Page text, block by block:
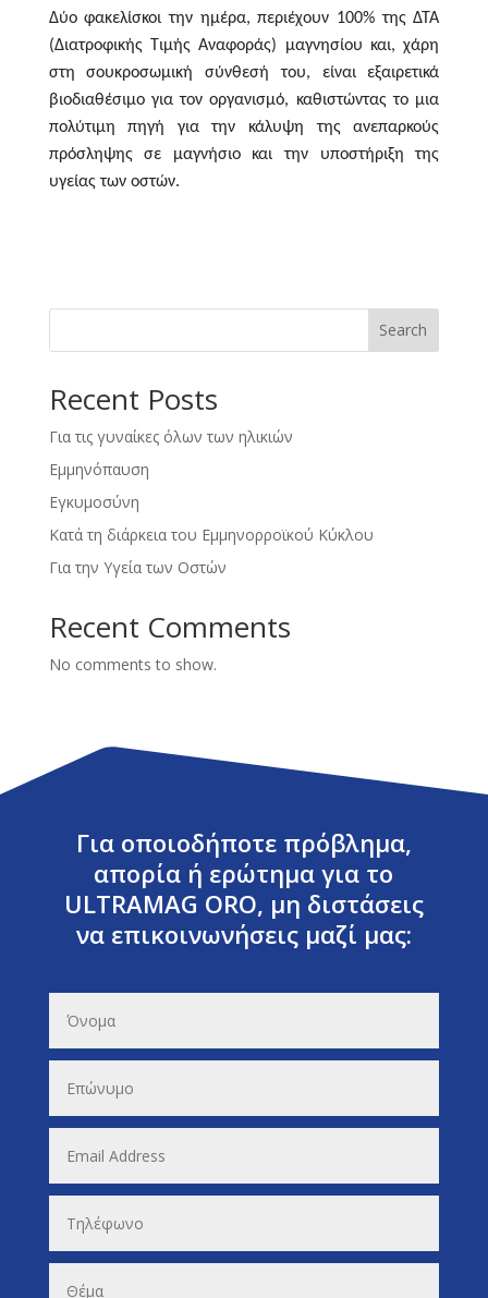
Δύο φακελίσκοι την ημέρα, περιέχουν 100% της ΔΤΑ
(Διατροφικής Τιμής Αναφοράς) μαγνησίου και, χάρη
στη σουκροσωμική σύνθεσή του, είναι εξαιρετικά
βιοδιαθέσιμο για τον οργανισμό, καθιστώντας το μια
πολύτιμη πηγή για την κάλυψη της ανεπαρκούς
πρόσληψης σε μαγνήσιο και την υποστήριξη της
υγείας των οστών.
Search
Recent Posts
Για τις γυναίκες όλων των ηλικιών
Εμμηνόπαυση
Εγκυμοσύνη
Κατά τη διάρκεια του Εμμηνορροϊκού Κύκλου
Για την Υγεία των Οστών
Recent Comments
No comments to show.
Για οποιοδήποτε πρόβλημα,
απορία ή ερώτημα για το
ULTRAMAG ORO, μη διστάσεις
να επικοινωνήσεις μαζί μας: